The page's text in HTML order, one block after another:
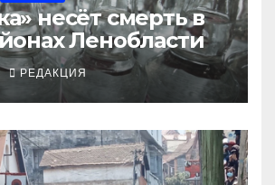
несёт смерть в
Ленобласти
РЕДАКЦИЯ